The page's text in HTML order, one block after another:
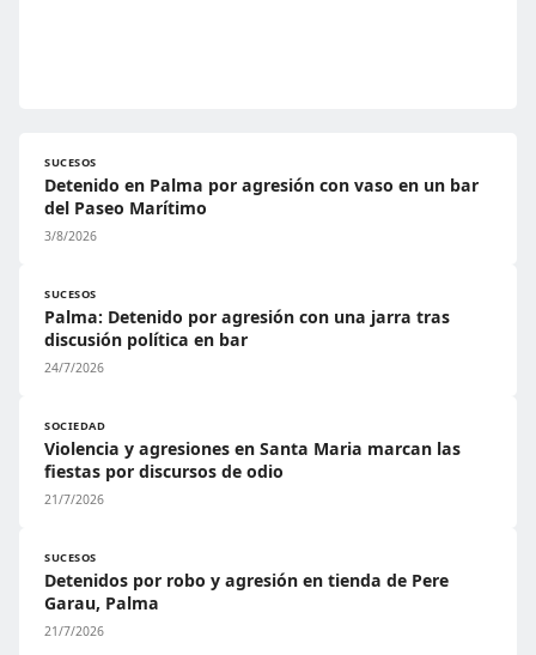
SUCESOS
Detenido en Palma por agresión con vaso en un bar
del Paseo Marítimo
3/8/2026
SUCESOS
Palma: Detenido por agresión con una jarra tras
discusión política en bar
24/7/2026
SOCIEDAD
Violencia y agresiones en Santa Maria marcan las
fiestas por discursos de odio
21/7/2026
SUCESOS
Detenidos por robo y agresión en tienda de Pere
Garau, Palma
21/7/2026